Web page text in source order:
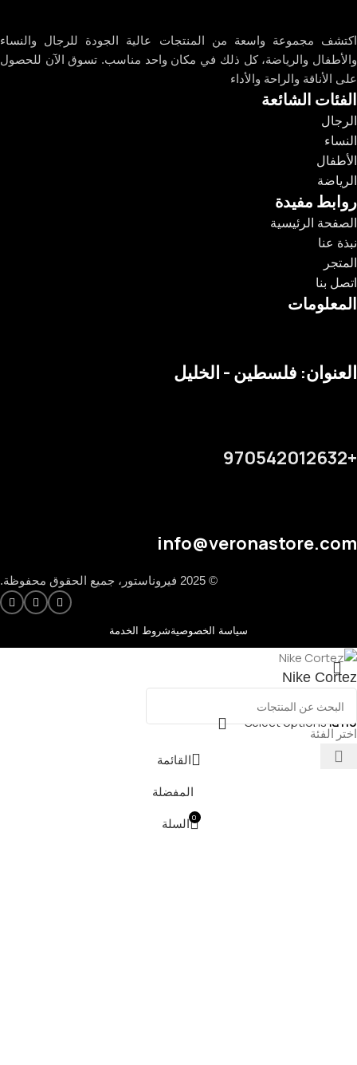
اكتشف مجموعة واسعة من المنتجات عالية الجودة للرجال والنساء
والأطفال والرياضة، كل ذلك في مكان واحد مناسب. تسوق الآن للحصول
على الأناقة والراحة والأداء
الفئات الشائعة
الرجال
النساء
الأطفال
الرياضة
روابط مفيدة
الصفحة الرئيسية
نبذة عنا
المتجر
اتصل بنا
المعلومات
العنوان: فلسطين - الخليل
+970542012632
info@veronastore.com
© 2025 فيروناستور، جميع الحقوق محفوظة.
سياسة الخصوصيةشروط الخدمة
اختر الفئة
Nike Cortez
₪110
Select options
القائمة
المفضلة
0 السلة